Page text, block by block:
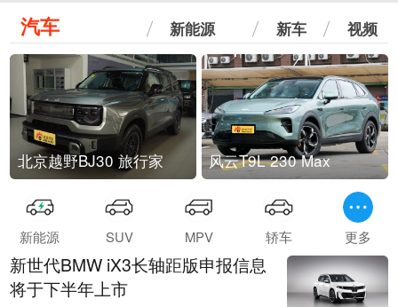
汽车 新能源 新车 视频
北京越野BJ30 旅行家 风云T9L 230 Max
新能源 SUV MPV 轿车 更多
新世代BMW iX3长轴距版申报信息
将于下半年上市